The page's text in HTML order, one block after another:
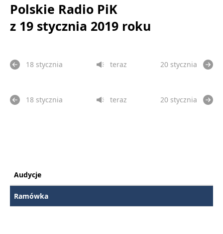
Polskie Radio PiK
z 19 stycznia 2019 roku
18 stycznia teraz 20 stycznia
18 stycznia teraz 20 stycznia
Audycje
Ramówka